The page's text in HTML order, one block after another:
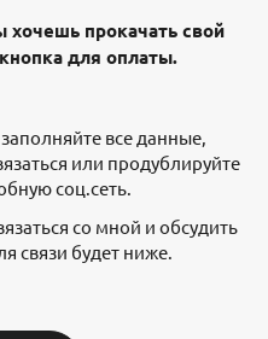
хочешь прокачать свой
для оплаты.
все данные,
или продублируйте
соц.сеть.
со мной и обсудить
связи будет ниже.